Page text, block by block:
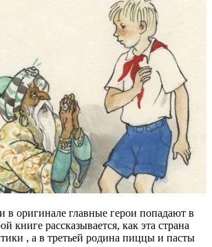
в оригинале главные герои попадают в
книге рассказывается, как эта страна
, а в третьей родина пиццы и пасты